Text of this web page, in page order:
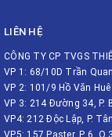
LIÊN HỆ
CÔNG TY CP TVGS
VP 1: 68/10D Trần
VP 2: 101/9 Hồ Văn Huê
VP 3: 214 Đường 34, P.
VP4: 212 Độc Lập, P.
VP5: 157 Paster, P 6, Q